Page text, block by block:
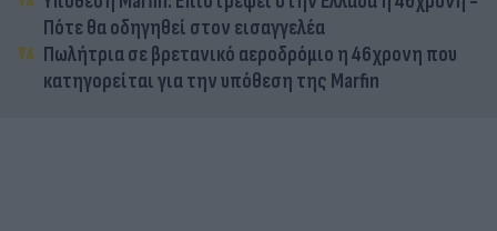
Πότε θα οδηγηθεί στον εισαγγελέα
Πωλήτρια σε βρετανικό αεροδρόμιο η 46χρονη που
κατηγορείται για την υπόθεση της Marfin